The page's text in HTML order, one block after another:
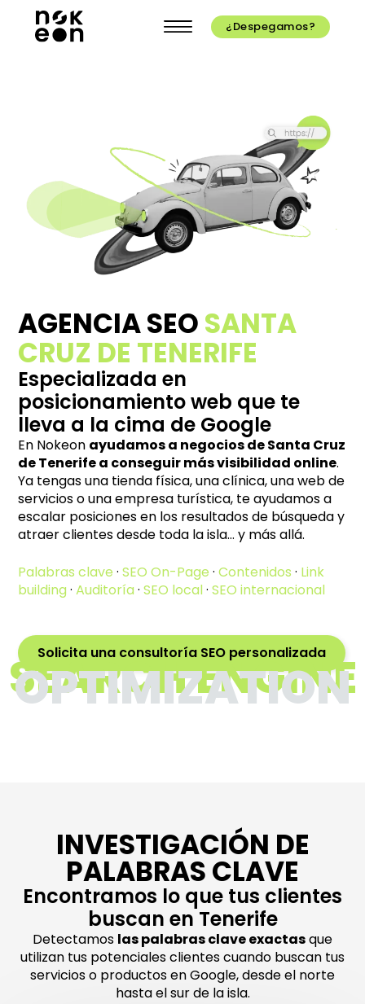
¿Despegamos?
AGENCIA SEOSANTA
CRUZ DE TENERIFE
Especializada en
posicionamiento web que te
lleva a la cima de Google
En Nokeon ayudamos a negocios de Santa Cruz
de Tenerife a conseguir más visibilidad online.
Ya tengas una tienda física, una clínica, una web de
servicios o una empresa turística, te ayudamos a
escalar posiciones en los resultados de búsqueda y
atraer clientes desde toda la isla… y más allá.
Palabras clave ·SEO On-Page ·Contenidos · Link
building ·Auditoría ·SEO local·SEO internacional
Solicita una consultoría SEO personalizada
SEARCH ENGINE
OPTIMIZATION
INVESTIGACIÓN DE
PALABRAS CLAVE
Encontramos lo que tus clientes
buscan en Tenerife
Detectamos las palabras clave exactasque
utilizan tus potenciales clientes cuando buscan tus
servicios o productos en Google, desde el norte
hasta el sur de la isla.